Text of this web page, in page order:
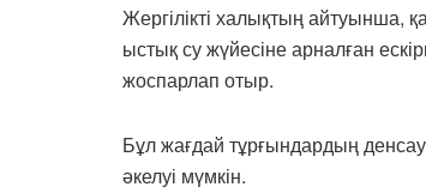
Жергілікті халықтың айтуынша,
ыстық су жүйесіне арналған
жоспарлап отыр.
Бұл жағдай тұрғындардың
әкелуі мүмкін.